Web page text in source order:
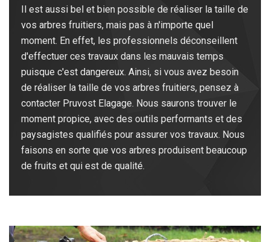
Il est aussi bel et bien possible de réaliser la taille de
vos arbres fruitiers, mais pas à n'importe quel
moment. En effet, les professionnels déconseillent
d'effectuer ces travaux dans les mauvais temps
puisque c'est dangereux. Ainsi, si vous avez besoin
de réaliser la taille de vos arbres fruitiers, pensez à
contacter Pruvost Elagage. Nous saurons trouver le
moment propice, avec des outils performants et des
paysagistes qualifiés pour assurer vos travaux. Nous
faisons en sorte que vos arbres produisent beaucoup
de fruits et qui est de qualité.